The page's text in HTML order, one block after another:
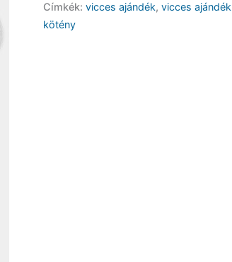
Címkék: vicces ajándék, vicces
kötény